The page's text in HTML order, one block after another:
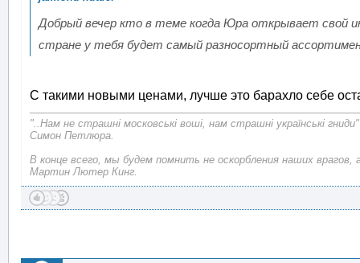
Добрый вечер кто в теме когда Юра открывает свой
стране у тебя будет самый разносортный
С такими новыми ценами, лучше это барахло себе
"..Нам не страшні московські воші, нам страшні українські гниди"
Симон Петлюра.
В конце всего, мы будем помнить не оскорбления наших врагов,
Мартин Лютер Кинг.